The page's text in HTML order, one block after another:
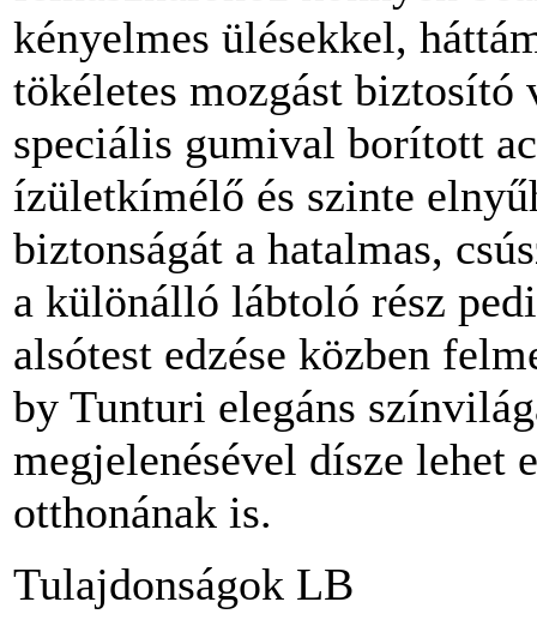
kényelmes ülésekkel,
tökéletes mozgást biztosító
speciális gumival borított
ízületkímélő és szinte
biztonságát a hatalmas,
a különálló lábtoló rész
alsótest edzése közben
by Tunturi elegáns
megjelenésével dísze lehet
otthonának is.
Tulajdonságok LB